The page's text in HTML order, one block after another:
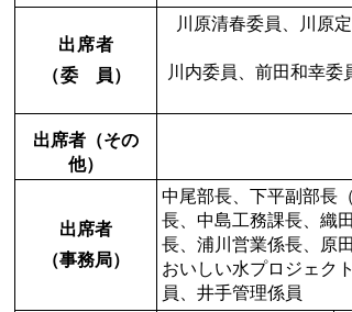
出席者
（委 員）
川原清春委員、川原
川内委員、前田和幸
出席者（その
他）
出席者
（事務局）
中尾部長、下平副部長
長、中島工務課長、織
長、浦川営業係長、原
おいしい水プロジェク
員、井手管理係員